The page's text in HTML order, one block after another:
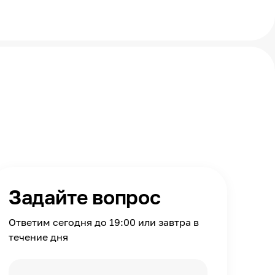
Задайте вопрос
Ответим сегодня до 19:00 или завтра в
течение дня